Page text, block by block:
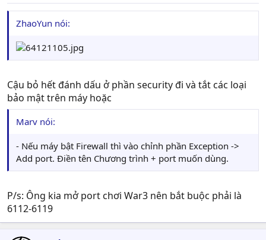
ZhaoYun nói:
Cậu bỏ hết đánh dấu ở phần security đi và tắt các loại
bảo mật trên máy hoặc
Marv nói:
- Nếu máy bật Firewall thì vào chỉnh phần Exception ->
Add port. Điền tên Chương trình + port muốn dùng.
P/s: Ông kia mở port chơi War3 nên bắt buộc phải là
6112-6119